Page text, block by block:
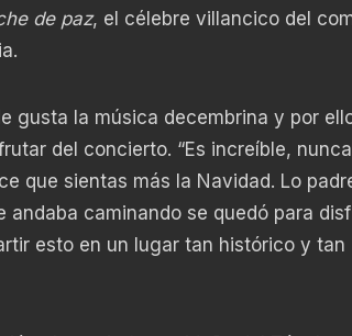
de paz, el célebre villancico del
gusta la música decembrina y por
del concierto. “Es increíble,
que sientas más la Navidad. Lo
caminando se quedó para
esto en un lugar tan histórico y tan